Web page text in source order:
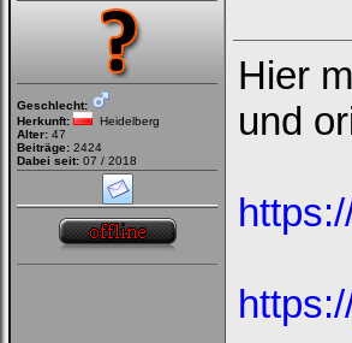
Geschlecht:
Herkunft:
Heidelberg
Alter: 47
Beiträge: 2424
Dabei seit: 07 / 2018
Hier
und